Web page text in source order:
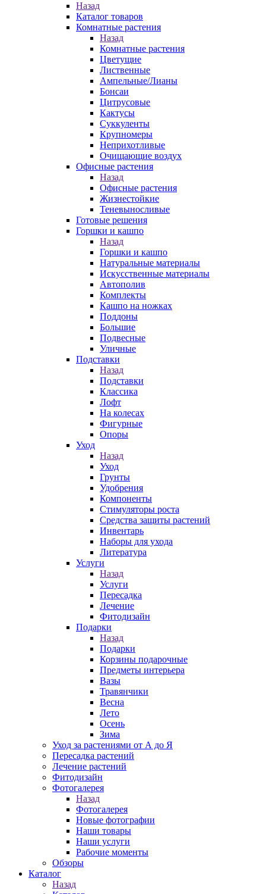
Назад
Каталог товаров
Комнатные растения
Назад
Комнатные растения
Цветущие
Лиственные
Ампельные/Лианы
Бонсаи
Цитрусовые
Кактусы
Суккуленты
Крупномеры
Неприхотливые
Очищающие воздух
Офисные растения
Назад
Офисные растения
Жизнестойкие
Теневыносливые
Готовые решения
Горшки и кашпо
Назад
Горшки и кашпо
Натуральные материалы
Искусственные материалы
Автополив
Комплекты
Кашпо на ножках
Поддоны
Большие
Подвесные
Уличные
Подставки
Назад
Подставки
Классика
Лофт
На колесах
Фигурные
Опоры
Уход
Назад
Уход
Грунты
Удобрения
Компоненты
Стимуляторы роста
Средства защиты растений
Инвентарь
Наборы для ухода
Литература
Услуги
Назад
Услуги
Пересадка
Лечение
Фитодизайн
Подарки
Назад
Подарки
Корзины подарочные
Предметы интерьера
Вазы
Травянчики
Весна
Лето
Осень
Зима
Уход за растениями от А до Я
Пересадка растений
Лечение растений
Фитодизайн
Фотогалерея
Назад
Фотогалерея
Новые фотографии
Наши товары
Наши услуги
Рабочие моменты
Обзоры
Каталог
Назад